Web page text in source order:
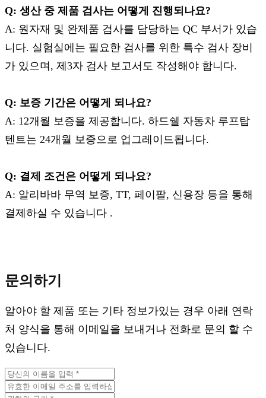
Q: 생산 중 제품 검사는 어떻게 진행되나요?
A: 원자재 및 완제품 검사를 담당하는 QC 부서가 있습
니다. 실험실에는 필요한 검사를 위한 특수 검사 장비
가 있으며, 제3자 검사 보고서도 작성해야 합니다.
Q: 보증 기간은 어떻게 되나요?
A: 12개월 보증을 제공합니다. 하드쉘 자동차 루프탑
텐트는 24개월 보증으로 업그레이드됩니다.
Q: 결제 조건은 어떻게 되나요?
A: 알리바바 무역 보증, TT, 페이팔, 신용장 등을 통해
결제하실 수 있습니다 .
문의하기
알아야 할 제품 또는 기타 정보가있는 경우 아래 연락
처 양식을 통해 이메일을 보내거나 전화로 문의 할 수
있습니다.